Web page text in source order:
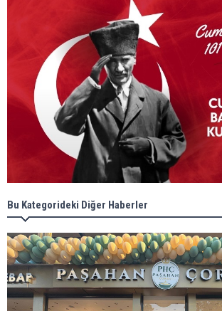
Bu Kategorideki Diğer Haberler